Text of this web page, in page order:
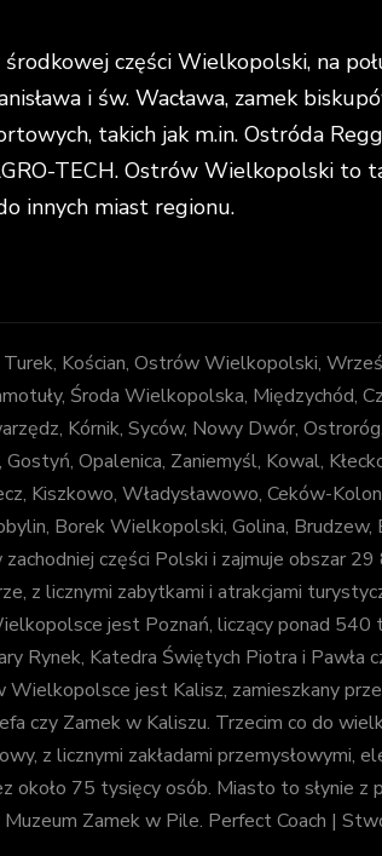
części Wielkopolski, na
i św. Wacława, zamek
takich jak m.in. Ostróda
TECH. Ostrów Wielkopolski to
innych miast regionu.
Kościan, Ostrów Wielkopolski,
Środa Wielkopolska, Międzychód,
Kórnik, Syców, Nowy Dwór,
Opalenica, Zaniemyśl, Kowal,
Kiszkowo, Władysławowo, Ceków-
Borek Wielkopolski, Golina, Brudzew,
części Polski i zajmuje obszar
z licznymi zabytkami i atrakcjami
jest Poznań, liczący ponad 540
Rynek, Katedra Świętych Piotra i
Wielkopolsce jest Kalisz, zamieszkany
czy Zamek w Kaliszu. Trzecim co do
z licznymi zakładami
75 tysięcy osób. Miasto to słynie
Zamek w Pile. Perfect Coach |